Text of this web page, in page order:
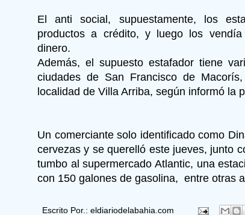
El anti social, supuestamente, los
productos a crédito, y luego los
dinero.
Además, el supuesto estafador tiene
ciudades de San Francisco de
localidad de Villa Arriba, según informó la
Un comerciante solo identificado como
cervezas y se querelló este jueves, junto
tumbo al supermercado Atlantic, una
con 150 galones de gasolina, entre otras
Escrito Por.: eldiariodelabahia.com